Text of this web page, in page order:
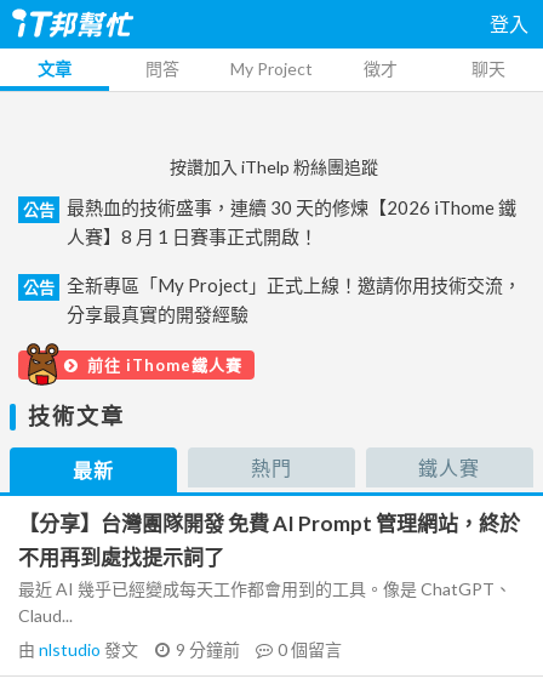
登入
文章 問答 My Project 徵才 聊天
按讚加入 iThelp 粉絲團追蹤
公告
最熱血的技術盛事，連續 30 天的修煉【2026 iThome 鐵
人賽】8 月 1 日賽事正式開啟！
公告
全新專區「My Project」正式上線！邀請你用技術交流，
分享最真實的開發經驗
前往 iThome鐵人賽
技術文章
最新 熱門 鐵人賽
【分享】台灣團隊開發 免費 AI Prompt 管理網站，終於
不用再到處找提示詞了
最近 AI 幾乎已經變成每天工作都會用到的工具。像是 ChatGPT、
Claud...
由 nlstudio 發文 9 分鐘前 0個留言